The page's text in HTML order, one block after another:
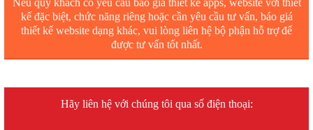
Nếu quý khách có yêu cầu báo giá thiết kế apps, website với thiết
kế đặc biệt, chức năng riêng hoặc cần yêu cầu tư vấn, báo giá
thiết kế website dạng khác, vui lòng liên hệ bộ phận hỗ trợ để
được tư vấn tốt nhất.
Hãy liên hệ với chúng tôi qua số điện thoại: